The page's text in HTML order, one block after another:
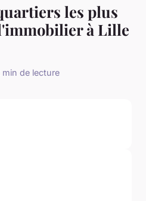
les plus
à Lille
min de lecture